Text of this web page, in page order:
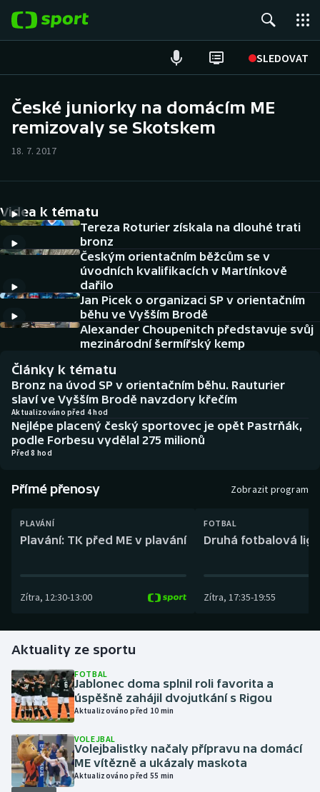
SLEDOVAT
Hokej
Cyklistika
DALŠÍ SPORTY
Americký fotbal
Baseball a softbal
Basketbal
Biatlon
Boby a skeleton
Dostihy
Futsal
Gymnastika
Házená
Jezdectví
Judo
NEPŘEHLÉDNĚTE
Soutěže
Historické návraty
Aplikace ČT sport
AZ kvíz
České juniorky na domácím ME
remizovaly se Skotskem
18. 7. 2017
Videa k tématu
Tereza Roturier získala na dlouhé trati
bronz
Českým orientačním běžcům se v
úvodních kvalifikacích v Martínkově
dařilo
Jan Picek o organizaci SP v orientačním
běhu ve Vyšším Brodě
Alexander Choupenitch představuje svůj
mezinárodní šermířský kemp
Články k tématu
Bronz na úvod SP v orientačním běhu. Rauturier
slaví ve Vyšším Brodě navzdory křečím
Aktualizováno před 4 hod
Nejlépe placený český sportovec je opět Pastrňák,
podle Forbesu vydělal 275 milionů
Před 8 hod
Přímé přenosy Zobrazit program
PLAVÁNÍ
Plavání: TK před ME v plavání
Zítra, 12:30-13:00
FOTBAL
Druhá fotbalová
Zítra, 17:35-19:55
Aktuality ze sportu
FOTBAL
Jablonec doma splnil roli favorita a
úspěšně zahájil dvojutkání s Rigou
Aktualizováno před 10 min
VOLEJBAL
Volejbalistky načaly přípravu na domácí
ME vítězně a ukázaly maskota
Aktualizováno před 55 min